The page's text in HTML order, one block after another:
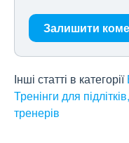
Залишити
Інші статті в категорії
Тренінги для
тренерів